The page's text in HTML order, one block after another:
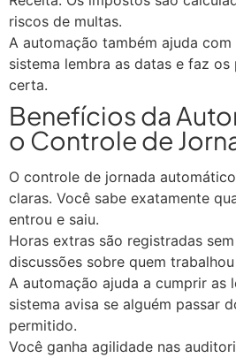
riscos de multas.
A automação também ajuda com
sistema lembra as datas e faz os
certa.
Benefícios da
o Controle de
O controle de jornada
claras. Você sabe exatamente
entrou e saiu.
Horas extras são registradas
discussões sobre quem
A automação ajuda a cumprir as
sistema avisa se alguém passar
permitido.
Você ganha agilidade nas